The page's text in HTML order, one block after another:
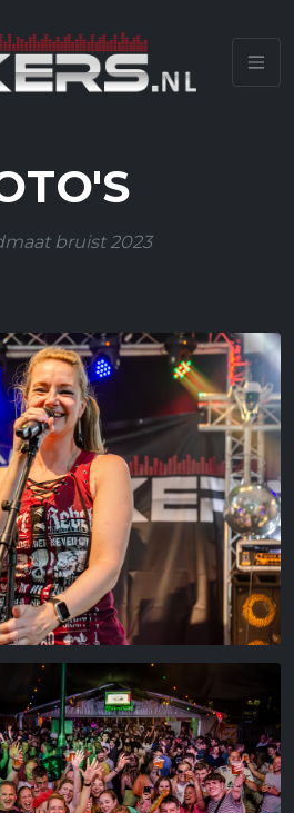
bruist 2023